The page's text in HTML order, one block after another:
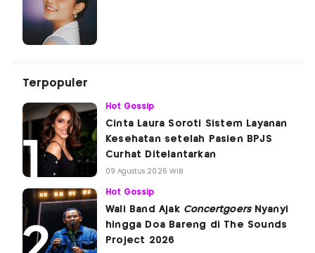
Terpopuler
Hot Gossip
Cinta Laura Soroti Sistem Layanan
Kesehatan setelah Pasien BPJS
Curhat Ditelantarkan
09 Agustus 2026 WIB
Hot Gossip
Wali Band Ajak ConcertgoersNyanyi
hingga Doa Bareng di The Sounds
Project 2026